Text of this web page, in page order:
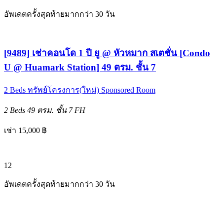
อัพเดตครั้งสุดท้ายมากกว่า 30 วัน
[9489] เช่าคอนโด 1 ปี ยู @ หัวหมาก สเตชั่น [Condo
U @ Huamark Station] 49 ตรม. ชั้น 7
2 Beds ทรัพย์โครงการ(ใหม่) Sponsored Room
2 Beds 49 ตรม. ชั้น 7 FH
เช่า 15,000 ฿
12
อัพเดตครั้งสุดท้ายมากกว่า 30 วัน